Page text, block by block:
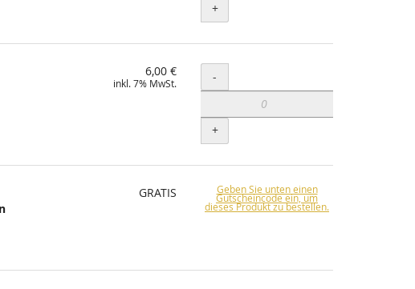
+
6,00 €
inkl. 7% MwSt. Menge
-
+
GRATIS Geben Sie unten einen
Gutscheincode ein, um
dieses Produkt zu bestellen.